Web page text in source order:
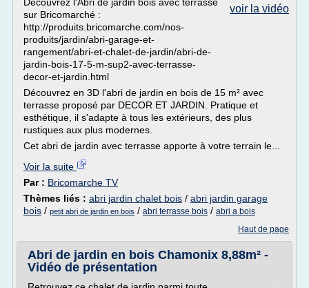
voir la vidéo
sur Bricomarché :
http://produits.bricomarche.com/nos-
produits/jardin/abri-garage-et-
rangement/abri-et-chalet-de-jardin/abri-de-
jardin-bois-17-5-m-sup2-avec-terrasse-
decor-et-jardin.html
Découvrez en 3D l'abri de jardin en bois de 15 m² avec
terrasse proposé par DECOR ET JARDIN. Pratique et
esthétique, il s'adapte à tous les extérieurs, des plus
rustiques aux plus modernes.
Cet abri de jardin avec terrasse apporte à votre terrain le...
Voir la suite
Par : Bricomarche TV
Thèmes liés : abri jardin chalet bois / abri jardin garage
bois / petit abri de jardin en bois / abri terrasse bois / abri a bois
Haut de page
Abri de jardin en bois Chamonix 8,88m² -
Vidéo de présentation